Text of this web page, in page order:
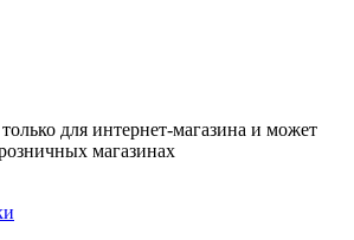
для интернет-магазина и может
магазинах